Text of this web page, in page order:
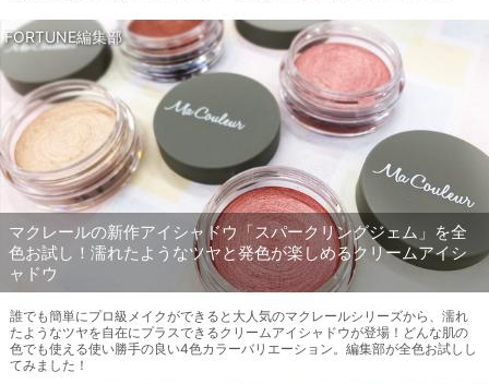
FORTUNE編集部
マクレールの新作アイシャドウ「スパークリングジェム」を全
色お試し！濡れたようなツヤと発色が楽しめるクリームアイシ
ャドウ
誰でも簡単にプロ級メイクができると大人気のマクレールシリーズから、濡れ
たようなツヤを自在にプラスできるクリームアイシャドウが登場！どんな肌の
色でも使える使い勝手の良い4色カラーバリエーション。編集部が全色お試しし
てみました！